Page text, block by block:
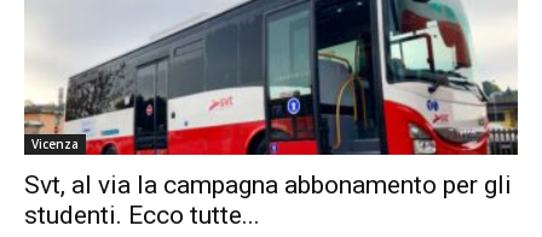
Vicenza
Svt, al via la campagna abbonamento per gli
studenti. Ecco tutte...